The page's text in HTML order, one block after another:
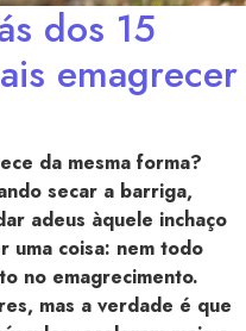
dos 15
emagrecer
da mesma forma?
secar a barriga,
adeus àquele inchaço
uma coisa: nem todo
no emagrecimento.
mas a verdade é que